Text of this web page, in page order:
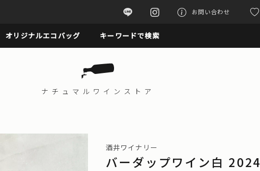
お問い合わせ
オリジナルエコバッグ キーワードで検索
ナチュマル ワインストア
酒井ワイナリー
バーダップワイン白 2024